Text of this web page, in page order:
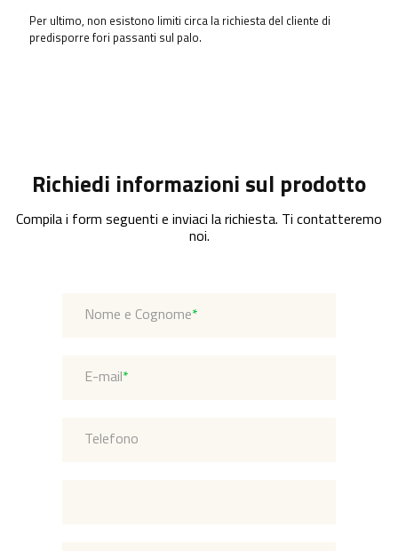
Per ultimo, non esistono limiti circa la richiesta del cliente di
predisporre fori passanti sul palo.
Richiedi informazioni sul prodotto
Compila i form seguenti e inviaci la richiesta. Ti contatteremo
noi.
Nome e Cognome*
E-mail*
Telefono